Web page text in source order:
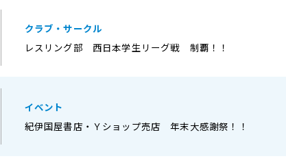
クラブ・サークル
レスリング部 西日本学生リーグ戦 制覇！！
イベント
紀伊国屋書店・Ｙショップ売店 年末大感謝祭！！